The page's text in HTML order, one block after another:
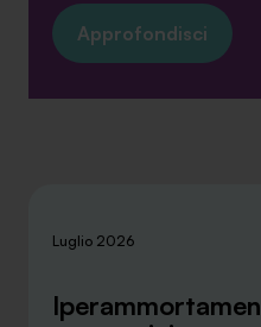
Approfondisci
Luglio 2026